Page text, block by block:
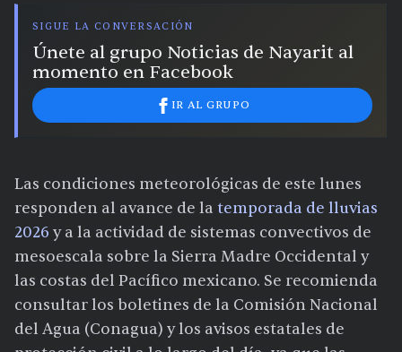
SIGUE LA CONVERSACIÓN
Únete al grupo Noticias de Nayarit al
momento en Facebook
IR AL GRUPO
Las condiciones meteorológicas de este lunes
responden al avance de la temporada de lluvias
2026 y a la actividad de sistemas convectivos de
mesoescala sobre la Sierra Madre Occidental y
las costas del Pacífico mexicano. Se recomienda
consultar los boletines de la Comisión Nacional
del Agua (Conagua) y los avisos estatales de